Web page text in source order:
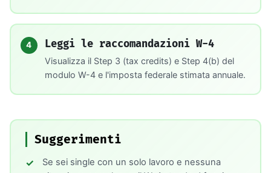
4 Leggi le raccomandazioni W-4
Visualizza il Step 3 (tax credits) e Step 4(b) del
modulo W-4 e l'imposta federale stimata annuale.
Suggerimenti
Se sei single con un solo lavoro e nessuna